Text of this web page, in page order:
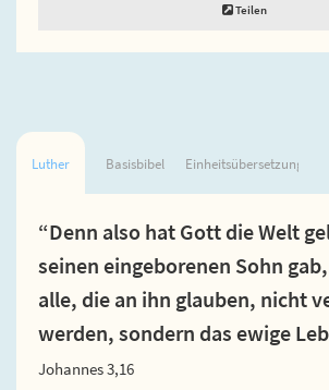
Teilen
Luther Basisbibel Einheitsübersetzung
“Denn also hat Gott die Welt
seinen eingeborenen Sohn
alle, die an ihn glauben, nicht
werden, sondern das ewige
Johannes 3,16